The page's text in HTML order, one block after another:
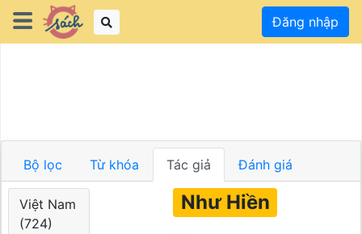
Đăng nhập
Bộ lọc Từ khóa Tác giả Đánh giá
Việt Nam
(724)
Như Hiền